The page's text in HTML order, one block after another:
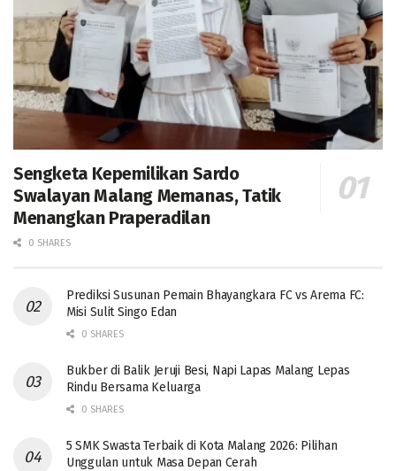
Sengketa Kepemilikan Sardo
Swalayan Malang Memanas, Tatik
Menangkan Praperadilan
0 SHARES
Prediksi Susunan Pemain Bhayangkara FC vs Arema FC:
Misi Sulit Singo Edan
0 SHARES
Bukber di Balik Jeruji Besi, Napi Lapas Malang Lepas
Rindu Bersama Keluarga
0 SHARES
5 SMK Swasta Terbaik di Kota Malang 2026: Pilihan
Unggulan untuk Masa Depan Cerah